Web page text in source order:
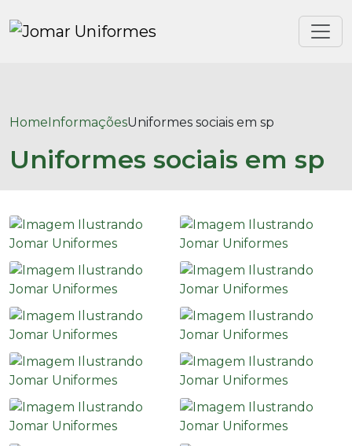
HomeInformaçõesUniformes sociais em sp
Uniformes sociais em sp